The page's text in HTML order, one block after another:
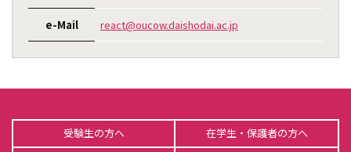
e-Mail react@oucow.daishodai.ac.jp
受験生の方へ
在学生・保護者の方へ